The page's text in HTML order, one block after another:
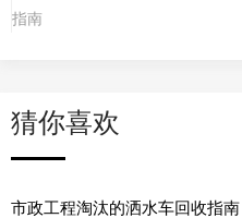
指南
猜你喜欢
市政工程淘汰的洒水车回收指